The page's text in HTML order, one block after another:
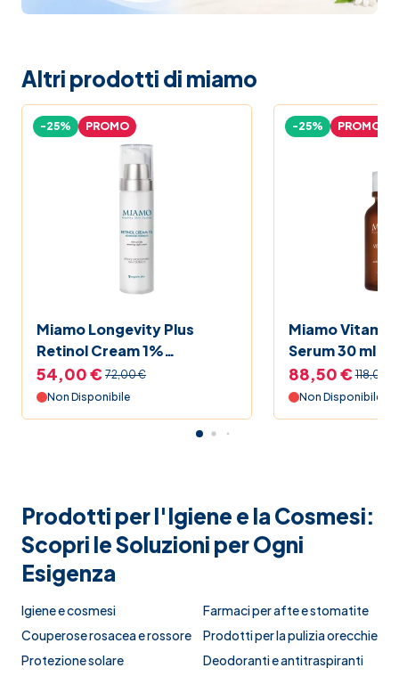
Altri prodotti di miamo
Miamo Longevity Plus
Retinol Cream 1%
Advanced Formula 50 ml
-25% PROMO
54,00 € 72,00 €
Non Disponibile
Miamo Vitamin
Serum 30 ml
-25% PROMO
88,50 € 118,00 €
Non Disponibile
Prodotti per l'Igiene e la Cosmesi:
Scopri le Soluzioni per Ogni
Esigenza
Igiene e cosmesi
Farmaci per afte e stomatite
Couperose rosacea e rossore
Prodotti per la pulizia orecchie
Protezione solare
Deodoranti e antitraspiranti